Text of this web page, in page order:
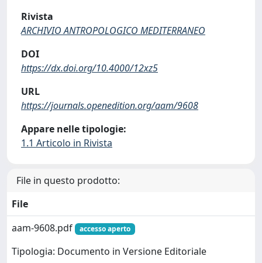
Rivista
ARCHIVIO ANTROPOLOGICO MEDITERRANEO
DOI
https://dx.doi.org/10.4000/12xz5
URL
https://journals.openedition.org/aam/9608
Appare nelle tipologie:
1.1 Articolo in Rivista
File in questo prodotto:
File
aam-9608.pdf
accesso aperto
Tipologia: Documento in Versione Editoriale